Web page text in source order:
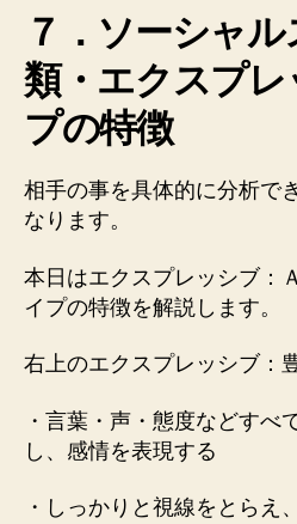
７．ソーシャ
類・エクスプレ
プの特徴
相手の事を具体的に分析で
なります。
本日はエクスプレッシブ：
イプの特徴を解説します。
右上のエクスプレッシブ：
・言葉・声・態度などすべ
し、感情を表現する
・しっかりと視線をとらえ